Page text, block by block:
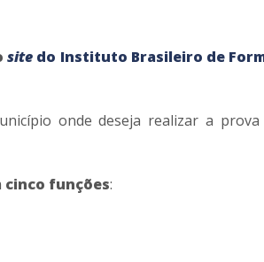
site do Instituto Brasileiro de
onde deseja realizar a
cinco funções: